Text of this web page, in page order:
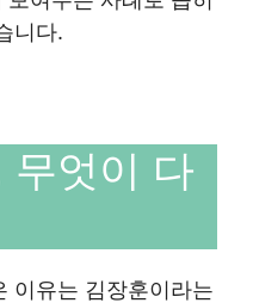
니다.
무엇이 다
이유는 김장훈이라는